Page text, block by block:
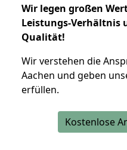
Wir legen großen
Leistungs-Verhältnis
Qualität!
Wir verstehen die
Aachen und geben
erfüllen.
Kostenlose